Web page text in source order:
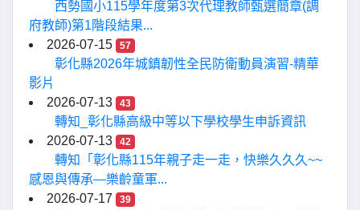
西勢國小115學年度第3次代理教師甄選簡章(調
府教師)第1階段結果...
2026-07-15
57
彰化縣2026年城鎮韌性全民防衛動員演習-精華
影片
2026-07-13
43
轉知_彰化縣高級中等以下學校學生申訴資訊
2026-07-13
42
轉知「彰化縣115年親子走一走，快樂久久久~~
感恩與傳承—樂齡童軍...
2026-07-17
39